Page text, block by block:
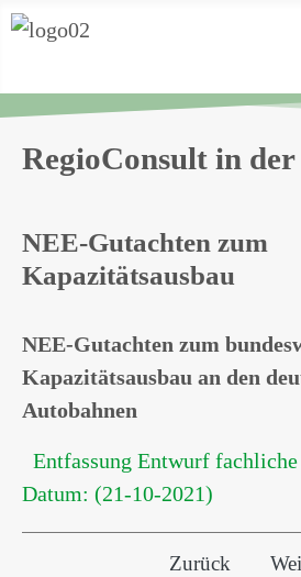
RegioConsult in der
NEE-Gutachten zum
Kapazitätsausbau
NEE-Gutachten zum
Kapazitätsausbau an den
Autobahnen
Entfassung Entwurf
Datum: (21-10-2021)
Vorheriger
Zurück